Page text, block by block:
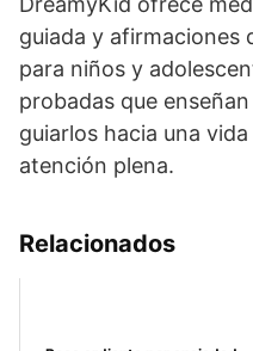
guiada y afirmaciones
para niños y
probadas que
guiarlos hacia una
atención plena.
Relacionados